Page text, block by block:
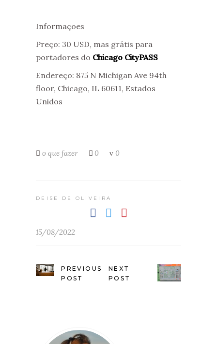
Informações
Preço: 30 USD, mas grátis para
portadores do Chicago CityPASS
Endereço: 875 N Michigan Ave 94th
floor, Chicago, IL 60611, Estados
Unidos
o que fazer 0 0
DEISE DE OLIVEIRA
15/08/2022
PREVIOUS
POST
NEXT
POST